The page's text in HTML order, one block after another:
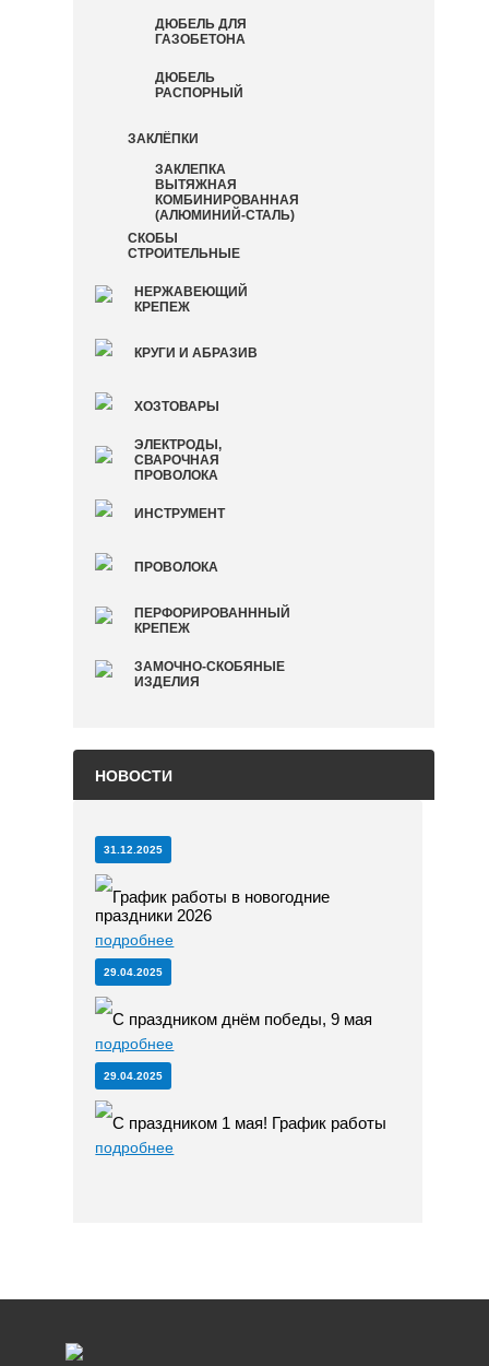
ДЮБЕЛЬ ДЛЯ
ГАЗОБЕТОНА
ДЮБЕЛЬ
РАСПОРНЫЙ
ЗАКЛЁПКИ
ЗАКЛЕПКА
ВЫТЯЖНАЯ
КОМБИНИРОВАННАЯ
(АЛЮМИНИЙ-СТАЛЬ)
СКОБЫ
СТРОИТЕЛЬНЫЕ
НЕРЖАВЕЮЩИЙ
КРЕПЕЖ
КРУГИ И АБРАЗИВ
ХОЗТОВАРЫ
ЭЛЕКТРОДЫ,
СВАРОЧНАЯ
ПРОВОЛОКА
ИНСТРУМЕНТ
ПРОВОЛОКА
ПЕРФОРИРОВАНННЫЙ
КРЕПЕЖ
ЗАМОЧНО-СКОБЯНЫЕ
ИЗДЕЛИЯ
НОВОСТИ
31.12.2025
График работы в новогодние
праздники 2026
подробнее
29.04.2025
С праздником днём победы, 9 мая
подробнее
29.04.2025
С праздником 1 мая! График работы
подробнее